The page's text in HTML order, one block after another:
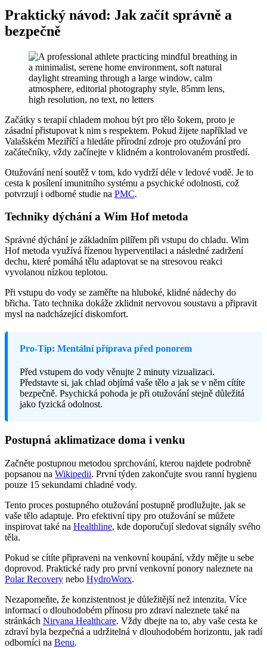
Praktický návod: Jak začít správně a
bezpečně
Začátky s terapií chladem mohou být pro tělo šokem, proto je
zásadní přistupovat k nim s respektem. Pokud žijete například ve
Valašském Meziříčí a hledáte přírodní zdroje pro otužování pro
začátečníky, vždy začínejte v klidném a kontrolovaném prostředí.
Otužování není soutěž v tom, kdo vydrží déle v ledové vodě. Je to
cesta k posílení imunitního systému a psychické odolnosti, což
potvrzují i odborné studie na PMC.
Techniky dýchání a Wim Hof metoda
Správné dýchání je základním pilířem při vstupu do chladu. Wim
Hof metoda využívá řízenou hyperventilaci a následné zadržení
dechu, které pomáhá tělu adaptovat se na stresovou reakci
vyvolanou nízkou teplotou.
Při vstupu do vody se zaměřte na hluboké, klidné nádechy do
břicha. Tato technika dokáže zklidnit nervovou soustavu a připravit
mysl na nadcházející diskomfort.
Pro-Tip: Mentální příprava před ponorem
Před vstupem do vody věnujte 2 minuty vizualizaci.
Představte si, jak chlad objímá vaše tělo a jak se v něm cítíte
bezpečně. Psychická pohoda je při otužování stejně důležitá
jako fyzická odolnost.
Postupná aklimatizace doma i venku
Začněte postupnou metodou sprchování, kterou najdete podrobně
popsanou na Wikipedii. První týden zakončujte svou ranní hygienu
pouze 15 sekundami chladné vody.
Tento proces postupného otužování postupně prodlužujte, jak se
vaše tělo adaptuje. Pro efektivní tipy pro otužování se můžete
inspirovat také na Healthline, kde doporučují sledovat signály svého
těla.
Pokud se cítíte připraveni na venkovní koupání, vždy mějte u sebe
doprovod. Praktické rady pro první venkovní ponory naleznete na
Polar Recovery nebo HydroWorx.
Nezapomeňte, že konzistentnost je důležitější než intenzita. Více
informací o dlouhodobém přínosu pro zdraví naleznete také na
stránkách Nirvana Healthcare. Vždy dbejte na to, aby vaše cesta ke
zdraví byla bezpečná a udržitelná v dlouhodobém horizontu, jak radí
odborníci na Benu.